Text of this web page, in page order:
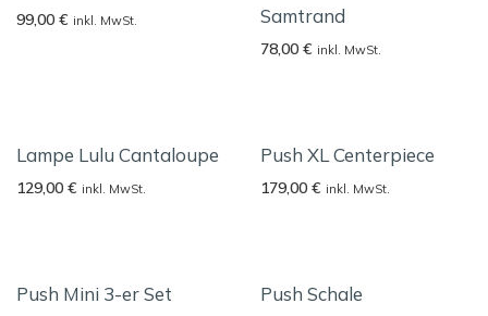
99,00 € inkl. MwSt.
Samtrand
78,00 € inkl. MwSt.
Lampe Lulu Cantaloupe
129,00 € inkl. MwSt.
Push XL Centerpiece
179,00 € inkl. MwSt.
Push Mini 3-er Set Push Schale